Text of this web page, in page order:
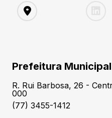
Prefeitura
R. Rui Barbosa, 26 -
000
(77) 3455-1412